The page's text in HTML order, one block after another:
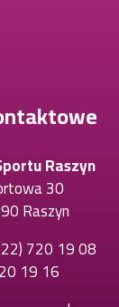
Raszyn
30
Raszyn
720 19 08
19 16